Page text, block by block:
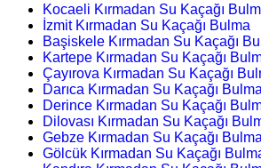
Kocaeli Kırmadan Su Kaçağı
İzmit Kırmadan Su Kaçağı Bulma
Başiskele Kırmadan Su Kaçağı
Kartepe Kırmadan Su Kaçağı
Çayırova Kırmadan Su Kaçağı
Darıca Kırmadan Su Kaçağı Bulma
Derince Kırmadan Su Kaçağı
Dilovası Kırmadan Su Kaçağı
Gebze Kırmadan Su Kaçağı Bulma
Gölcük Kırmadan Su Kaçağı